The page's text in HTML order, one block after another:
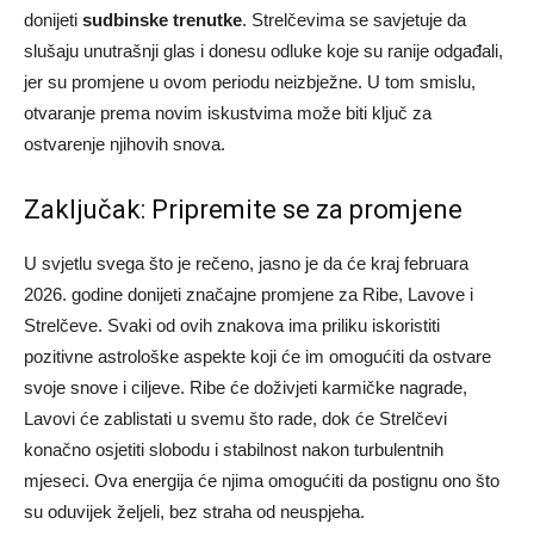
donijeti sudbinske trenutke. Strelčevima se savjetuje da
slušaju unutrašnji glas i donesu odluke koje su ranije odgađali,
jer su promjene u ovom periodu neizbježne. U tom smislu,
otvaranje prema novim iskustvima može biti ključ za
ostvarenje njihovih snova.
Zaključak: Pripremite se za promjene
U svjetlu svega što je rečeno, jasno je da će kraj februara
2026. godine donijeti značajne promjene za Ribe, Lavove i
Strelčeve. Svaki od ovih znakova ima priliku iskoristiti
pozitivne astrološke aspekte koji će im omogućiti da ostvare
svoje snove i ciljeve. Ribe će doživjeti karmičke nagrade,
Lavovi će zablistati u svemu što rade, dok će Strelčevi
konačno osjetiti slobodu i stabilnost nakon turbulentnih
mjeseci. Ova energija će njima omogućiti da postignu ono što
su oduvijek željeli, bez straha od neuspjeha.